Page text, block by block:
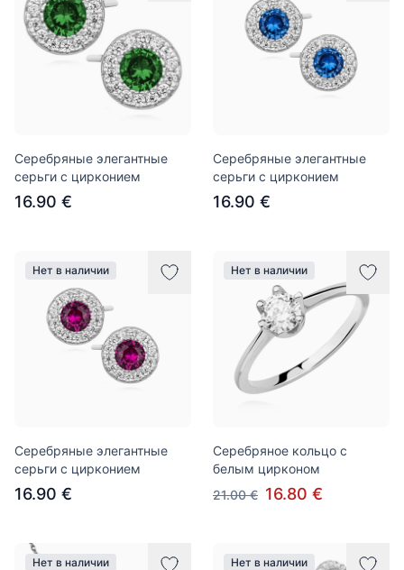
Серебряные элегантные
серьги с цирконием
16.90 €
Серебряные элегантные
серьги с цирконием
16.90 €
Нет в наличии
Серебряные элегантные
серьги с цирконием
16.90 €
Нет в наличии
Серебряное кольцо с
белым цирконом
21.00 € 16.80 €
Нет в наличии Нет в наличии